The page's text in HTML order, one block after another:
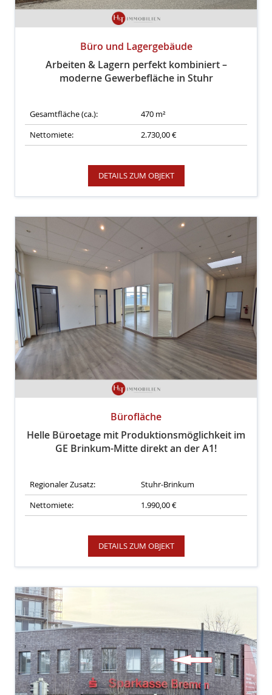
Büro und Lagergebäude
Arbeiten & Lagern perfekt kombiniert –
moderne Gewerbefläche in Stuhr
Gesamtfläche (ca.):
470 m²
Nettomiete:
2.730,00 €
DETAILS ZUM OBJEKT
Bürofläche
Helle Büroetage mit Produktionsmöglichkeit im
GE Brinkum-Mitte direkt an der A1!
Regionaler Zusatz:
Stuhr-Brinkum
Nettomiete:
1.990,00 €
DETAILS ZUM OBJEKT